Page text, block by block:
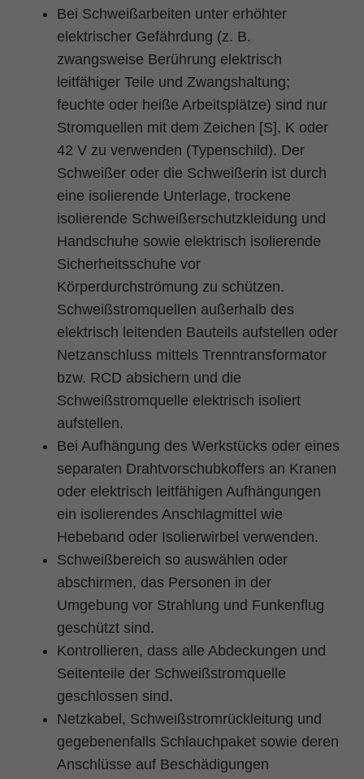
Bei Schweißarbeiten unter erhöhter
elektrischer Gefährdung (z. B.
zwangsweise Berührung elektrisch
leitfähiger Teile und Zwangshaltung;
feuchte oder heiße Arbeitsplätze) sind nur
Stromquellen mit dem Zeichen [S], K oder
42 V zu verwenden (Typenschild). Der
Schweißer oder die Schweißerin ist durch
eine isolierende Unterlage, trockene
isolierende Schweißerschutzkleidung und
Handschuhe sowie elektrisch isolierende
Sicherheitsschuhe vor
Körperdurchströmung zu schützen.
Schweißstromquellen außerhalb des
elektrisch leitenden Bauteils aufstellen oder
Netzanschluss mittels Trenntransformator
bzw. RCD absichern und die
Schweißstromquelle elektrisch isoliert
aufstellen.
Bei Aufhängung des Werkstücks oder eines
separaten Drahtvorschubkoffers an Kranen
oder elektrisch leitfähigen Aufhängungen
ein isolierendes Anschlagmittel wie
Hebeband oder Isolierwirbel verwenden.
Schweißbereich so auswählen oder
abschirmen, das Personen in der
Umgebung vor Strahlung und Funkenflug
geschützt sind.
Kontrollieren, dass alle Abdeckungen und
Seitenteile der Schweißstromquelle
geschlossen sind.
Netzkabel, Schweißstromrückleitung und
gegebenenfalls Schlauchpaket sowie deren
Anschlüsse auf Beschädigungen